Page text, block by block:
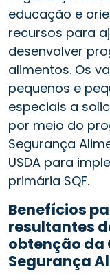
educação e
recursos para
desenvolver
alimentos. Os
pequenos e
especiais a
por meio do
Segurança
USDA para
primária SQF.
Benefícios
resultantes
obtenção da
Segurança